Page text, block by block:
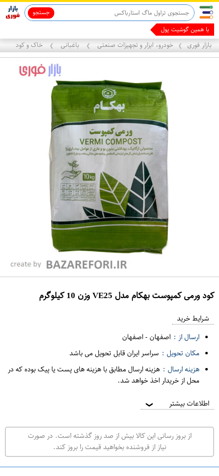
جستجو
با همین گوشیت پول دربیار
بازار فوری ❯ خودرو، ابزار و تجهیزات صنعتی ❯ باغبانی ❯ خاک و کود
کود ورمی کمپوست بهکام مدل VE25 وزن 10 کیلوگرم
ر
ت
ه
ر
ا
شرایط خرید
ارسال از : اصفهان-اصفهان
مکان تحویل : سراسر ایران قابل تحویل می باشد
هزینه ارسال : هزینه ارسال مطابق با هزینه های پست یا پیک بوده که در
محل از خریدار اخذ خواهد شد.
اطلاعات بیشتر ❯
از بروز رسانی این کالا بیش از صد روز گذشته است. در صورت
نیاز از فروشنده بخواهید قیمت را بروز کند.